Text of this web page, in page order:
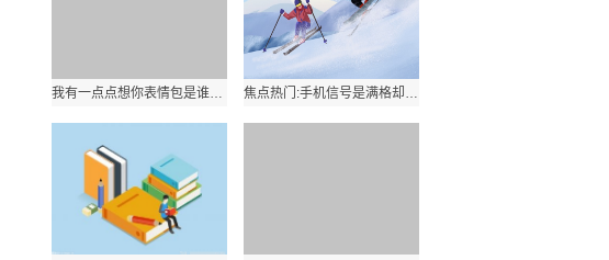
我有一点点想你表情包是谁？我有一点点想你表情包出处？ 焦点热门:手机信号是满格却上不了网怎么办？如何解决？